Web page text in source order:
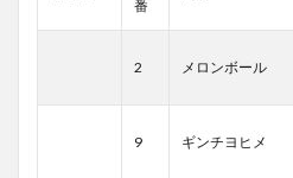
番
2 メロンボール
9 ギンチヨヒメ